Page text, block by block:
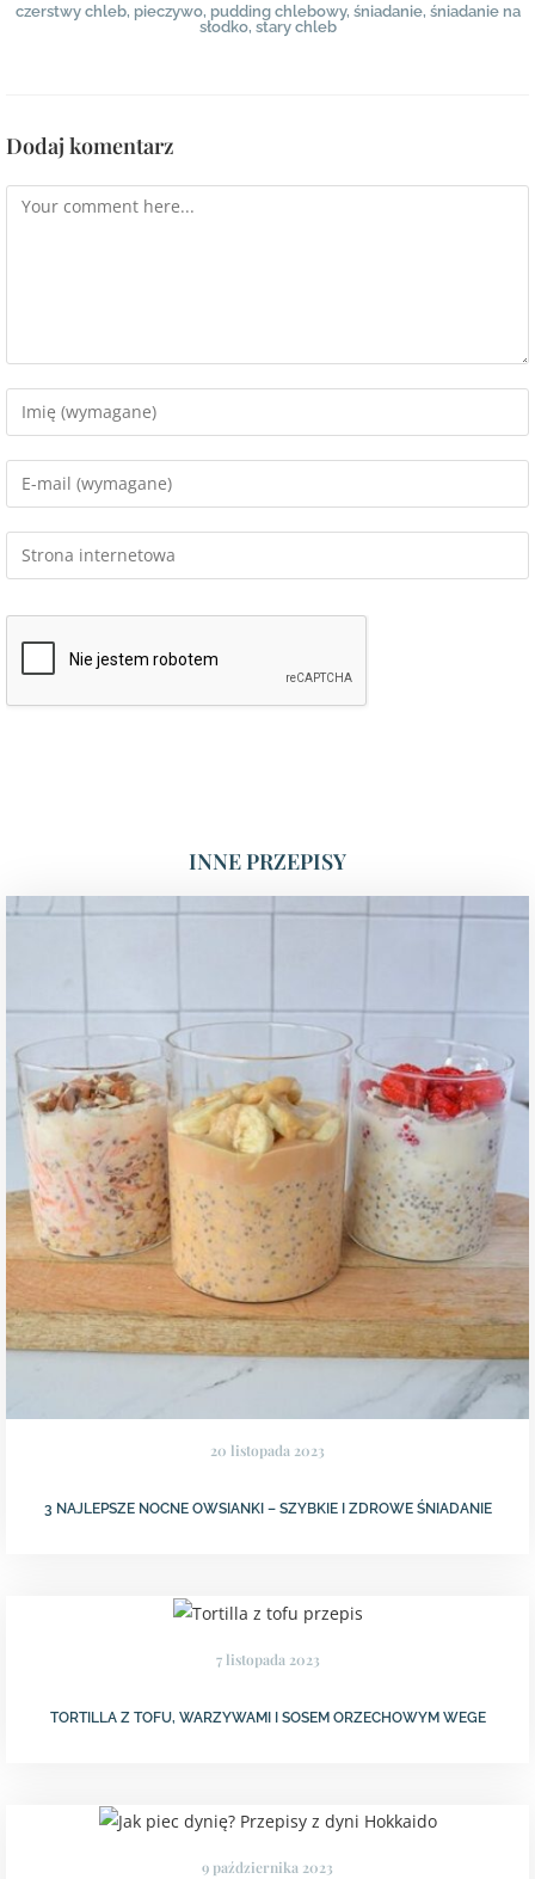
czerstwy chleb, pieczywo, pudding chlebowy, śniadanie, śniadanie na
słodko, stary chleb
Dodaj komentarz
INNE PRZEPISY
20 listopada 2023
3 NAJLEPSZE NOCNE OWSIANKI – SZYBKIE I ZDROWE ŚNIADANIE
7 listopada 2023
TORTILLA Z TOFU, WARZYWAMI I SOSEM ORZECHOWYM WEGE
9 października 2023